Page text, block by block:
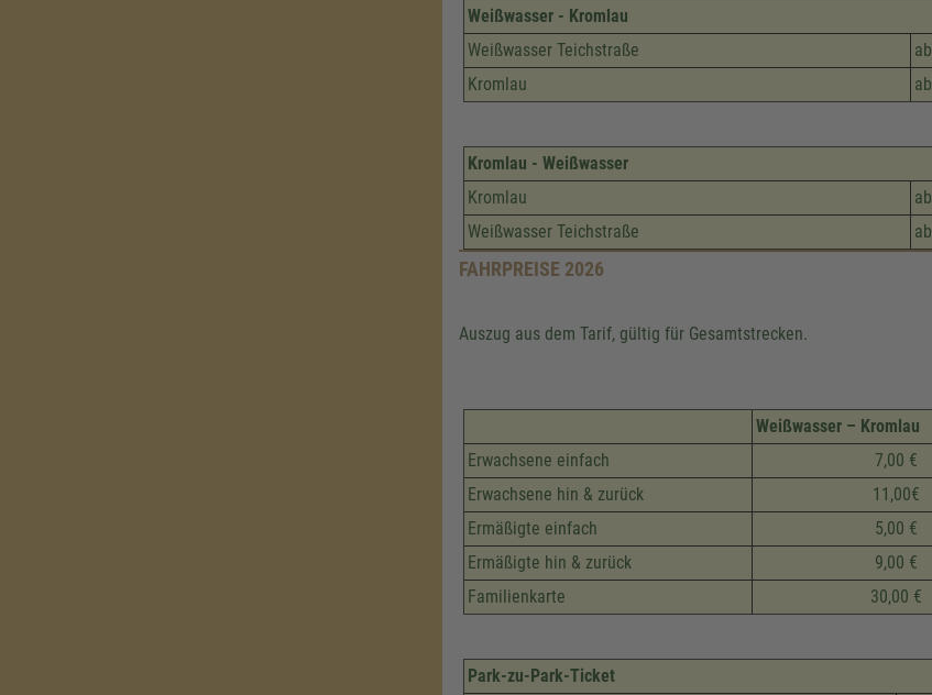
Weißwasser - Kromlau
Weißwasser Teichstraße
ab
Kromlau
ab
Kromlau - Weißwasser
Kromlau
ab
Weißwasser Teichstraße
ab
FAHRPREISE 2026
Auszug aus dem Tarif, gültig für Gesamtstrecken.
Weißwasser – Kromlau
Erwachsene einfach
7,00 €
Erwachsene hin & zurück
11,00€
Ermäßigte einfach
5,00 €
Ermäßigte hin & zurück
9,00 €
Familienkarte
30,00 €
Park-zu-Park-Ticket